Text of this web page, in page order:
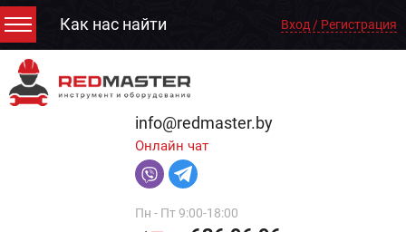
Как нас найти Вход / Регистрация
info@redmaster.by
Онлайн чат
Пн - Пт 9:00-18:00